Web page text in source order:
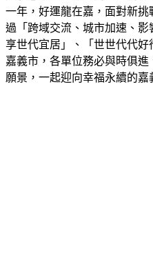
一年，好運龍在嘉，面對新
過「跨域交流、城市加速、
享世代宜居」、「世世代代
嘉義市，各單位務必與時俱
願景，一起迎向幸福永續的嘉